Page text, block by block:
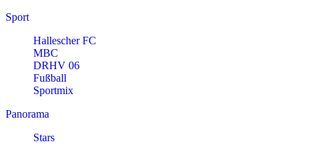
Sport
Hallescher FC
MBC
DRHV 06
Fußball
Sportmix
Panorama
Stars